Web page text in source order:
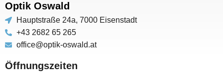
Optik Oswald
Hauptstraße 24a, 7000 Eisenstadt
+43 2682 65 265
office@optik-oswald.at
Öffnungszeiten